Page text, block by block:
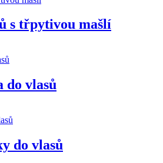
s třpytivou mašlí
do vlasů
do vlasů